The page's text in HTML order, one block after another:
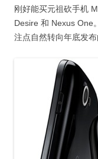
刚好能买元祖砍手机
Desire 和 Nexus One
注点自然转向年底发